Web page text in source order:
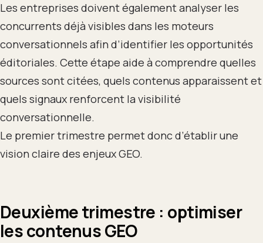
Les entreprises doivent également analyser les
concurrents déjà visibles dans les moteurs
conversationnels afin d’identifier les opportunités
éditoriales. Cette étape aide à comprendre quelles
sources sont citées, quels contenus apparaissent et
quels signaux renforcent la visibilité
conversationnelle.
Le premier trimestre permet donc d’établir une
vision claire des enjeux GEO.
Deuxième trimestre : optimiser
les contenus GEO